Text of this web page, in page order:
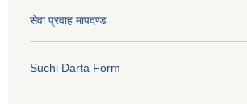
सेवा प्रवाह मापदण्ड
Suchi Darta Form